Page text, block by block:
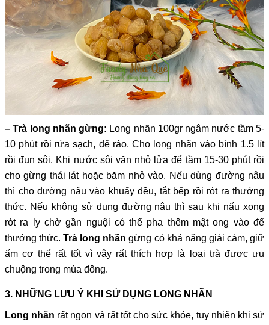
– Trà long nhãn gừng: Long nhãn 100gr ngâm nước tầm 5-
10 phút rồi rửa sạch, để ráo. Cho long nhãn vào bình 1.5 lít
rồi đun sôi. Khi nước sôi vặn nhỏ lửa để tầm 15-30 phút rồi
cho gừng thái lát hoặc băm nhỏ vào. Nếu dùng đường nâu
thì cho đường nâu vào khuấy đều, tắt bếp rồi rót ra thưởng
thức. Nếu không sử dụng đường nâu thì sau khi nấu xong
rót ra ly chờ gần nguội có thể pha thêm mật ong vào để
thưởng thức.Trà long nhãn gừng có khả năng giải cảm, giữ
ấm cơ thể rất tốt vì vậy rất thích hợp là loại trà được ưu
chuộng trong mùa đông.
3. NHỮNG LƯU Ý KHI SỬ DỤNG LONG NHÃN
Long nhãn rất ngon và rất tốt cho sức khỏe, tuy nhiên khi sử